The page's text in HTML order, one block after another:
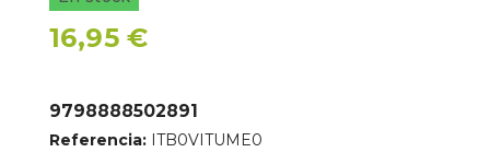
16,95 €
9798888502891
Referencia: ITB0VITUME0